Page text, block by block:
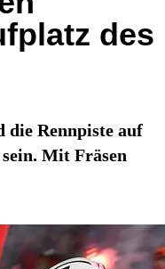
des
Rennpiste auf
Mit Fräsen